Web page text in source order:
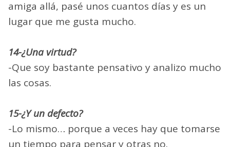
amiga allá, pasé unos cuantos días y es un
lugar que me gusta mucho.
14-¿Una virtud?
-Que soy bastante pensativo y analizo mucho
las cosas.
15-¿Y un defecto?
-Lo mismo… porque a veces hay que tomarse
un tiempo para pensar y otras no.